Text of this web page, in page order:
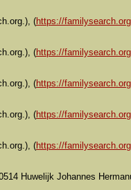
(https://
(https://
(https://
(https://
(https://
Huwelijk Johannes